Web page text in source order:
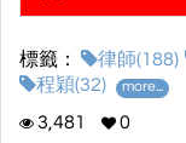
1.全面收錄最新試題：
理）、113年至114
標籤： 律師(188)
程穎(32)
more...
3,481 0